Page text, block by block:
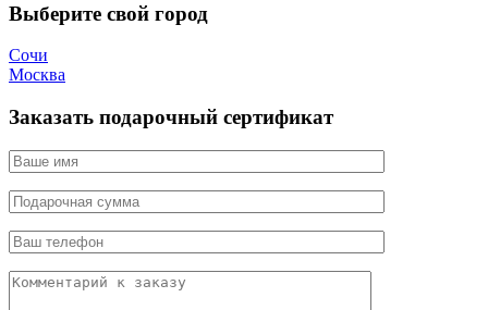
Выберите свой город
Сочи
Москва
Заказать подарочный сертификат